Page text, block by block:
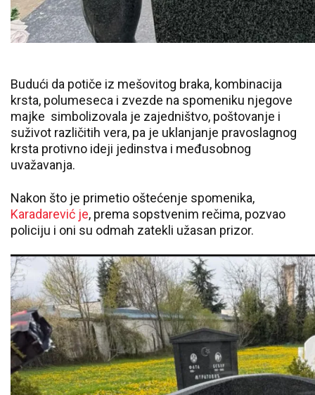
Budući da potiče iz mešovitog braka, kombinacija
krsta, polumeseca i zvezde na spomeniku njegove
majke simbolizovala je zajedništvo, poštovanje i
suživot različitih vera, pa je uklanjanje pravoslagnog
krsta protivno ideji jedinstva i međusobnog
uvažavanja.
Nakon što je primetio oštećenje spomenika,
Karadarević je, prema sopstvenim rečima, pozvao
policiju i oni su odmah zatekli užasan prizor.